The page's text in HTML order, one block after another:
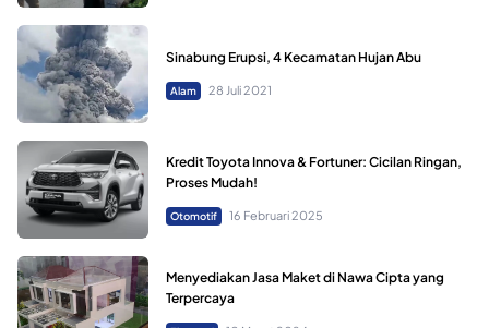
Sinabung Erupsi, 4 Kecamatan Hujan Abu
Alam 28 Juli 2021
Kredit Toyota Innova & Fortuner: Cicilan Ringan,
Proses Mudah!
Otomotif 16 Februari 2025
Menyediakan Jasa Maket di Nawa Cipta yang
Terpercaya